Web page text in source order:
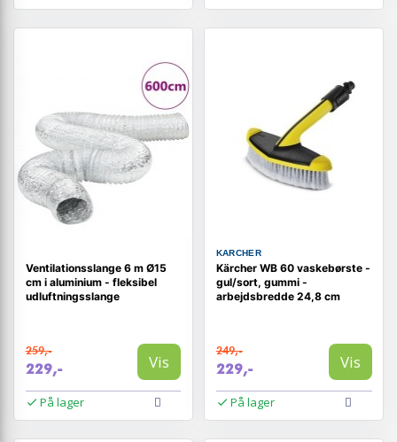
Ventilationsslange 6 m Ø15
cm i aluminium - fleksibel
udluftningsslange
259,-
229,- Vis
På lager
KARCHER
Kärcher WB 60 vaskebørste -
gul/sort, gummi -
arbejdsbredde 24,8 cm
249,-
229,- Vis
På lager